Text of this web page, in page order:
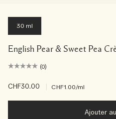
30 ml
English Pear & Sweet Pea
(0)
CHF30.00 CHF1.00/ml
Ajouter